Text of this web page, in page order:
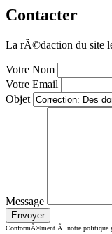
Contacter
La rÃ©daction du site
Votre Nom
Votre Email
Objet
Message
ConformÃ©ment Ã notre politique